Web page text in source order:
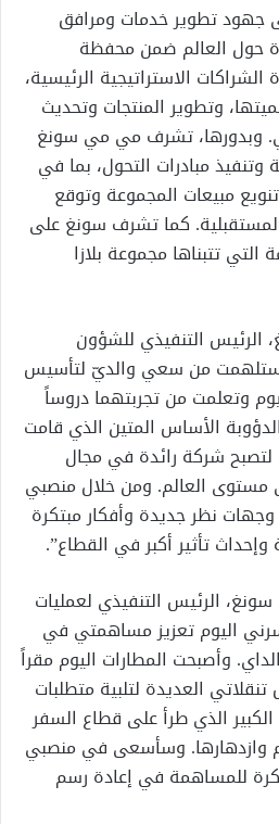
جهود تطوير خدمات ومرافق
حول العالم ضمن محفظة
الاستراتيجية الرئيسية،
وتطوير المنتجات وتحديث
وبدورها، تشرف مي مي سونغ
وتنفيذ مبادرات التحول، بما في
مبيعات المجموعة وتوقع
كما تشرف سونغ على
التي تتبناها مجموعة بلازا
الرئيس التنفيذي للشؤون
من سعي والديّ لتأسيس
وتعلمت من تجربتهما دروساً
الأساس المتين الذي قامت
لتصبح شركة رائدة في مجال
مستوى العالم. ومن خلال منصبي
نظر جديدة وأفكار مبتكرة
وإحداث تأثير أكبر في القطاع”.
الرئيس التنفيذي لعمليات
اليوم تعزيز مساهمتي في
وأصبحت المطارات اليوم مقراً
العديدة لتلبية متطلبات
الذي طرأ على قطاع السفر
وازدهارها. وسأسعى في منصبي
للمساهمة في إعادة رسم